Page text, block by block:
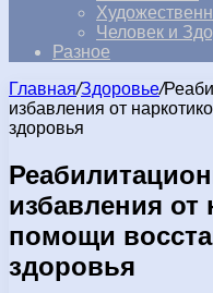
Человек и
Разное
Главная/Здоровье/
избавления от
здоровья
избавления от
помощи
здоровья